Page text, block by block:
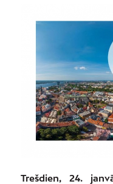
Trešdien, 24.